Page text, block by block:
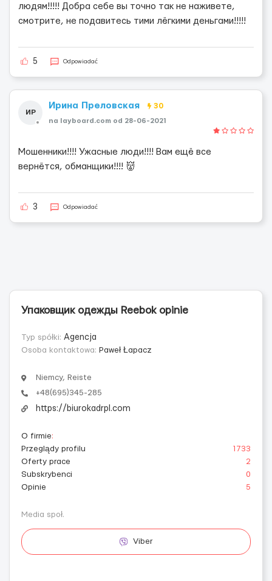
людям!!!!! Добра себе вы точно так не наживете,
смотрите, не подавитесь тими лёгкими деньгами!!!!!
5 Odpowiadać
ИР
Ирина Преловская 30
na layboard.com od 28-06-2021
Мошенники!!!! Ужасные люди!!!! Вам ещё все
вернётся, обманщики!!!! 👹
3 Odpowiadać
Упаковщик одежды Reebok opinie
Typ spółki: Agencja
Osoba kontaktowa: Paweł Łapacz
Niemcy, Reiste
+48(695)345-285
https://biurokadrpl.com
O firmie:
Przeglądy profilu
1733
Oferty prace
2
Subskrybenci
0
Opinie
5
Media społ.
Viber